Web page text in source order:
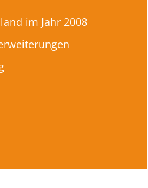
im Jahr 2008